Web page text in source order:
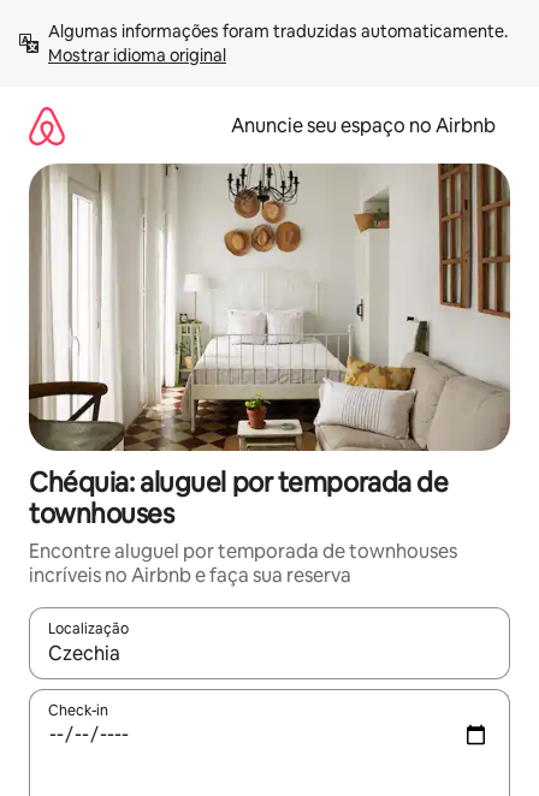
para
Mostrar idioma original
Anuncie seu espaço no Airbnb
Chéquia: aluguel por temporada de
townhouses
Encontre aluguel por temporada de townhouses
incríveis no Airbnb e faça sua reserva
Localização
Quando os resultados estiverem disponíveis, explore-os
Check-in